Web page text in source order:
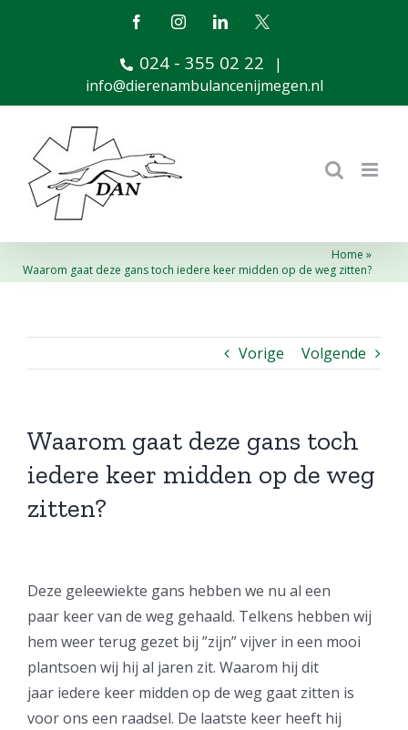
FacebookInstagramLinkedIn
X
024 - 355 02 22
|
info@dierenambulancenijmegen.nl
Home »
Waarom gaat deze gans toch iedere keer midden op de weg zitten?
Vorige Volgende
Waarom gaat deze gans toch
iedere keer midden op de weg
zitten?
grotere
afbeelding
Deze geleewiekte gans hebben we nu al een
paar keer van de weg gehaald. Telkens hebben wij
hem weer terug gezet bij ”zijn” vijver in een mooi
plantsoen wij hij al jaren zit. Waarom hij dit
jaar iedere keer midden op de weg gaat zitten is
voor ons een raadsel. De laatste keer heeft hij